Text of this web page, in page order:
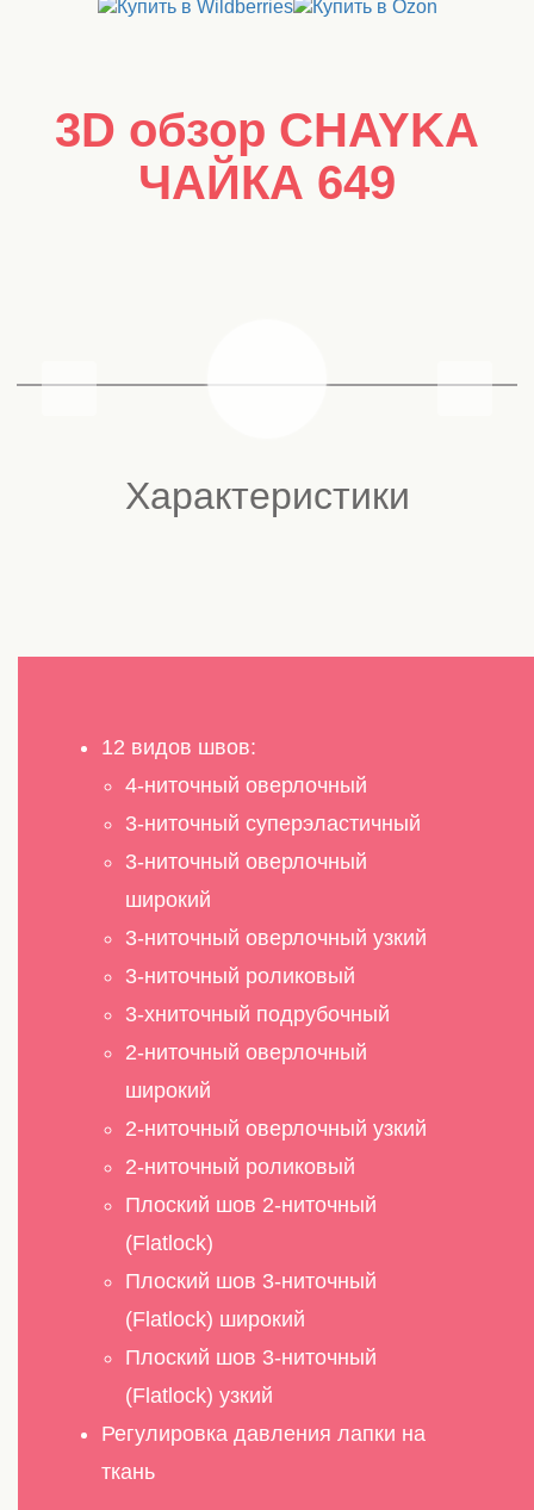
3D обзор CHAYKA
ЧАЙКА 649
Характеристики
12 видов швов:
4-ниточный оверлочный
3-ниточный суперэластичный
3-ниточный оверлочный
широкий
3-ниточный оверлочный узкий
3-ниточный роликовый
3-хниточный подрубочный
2-ниточный оверлочный
широкий
2-ниточный оверлочный узкий
2-ниточный роликовый
Плоский шов 2-ниточный
(Flatlock)
Плоский шов 3-ниточный
(Flatlock) широкий
Плоский шов 3-ниточный
(Flatlock) узкий
Регулировка давления лапки на
ткань